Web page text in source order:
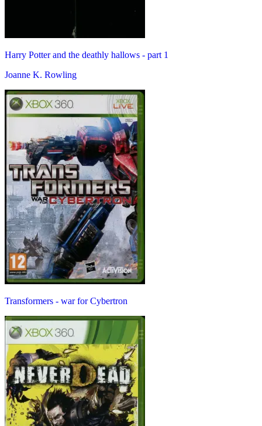
Harry Potter and the deathly hallows - part 1
Joanne K. Rowling
Transformers - war for Cybertron